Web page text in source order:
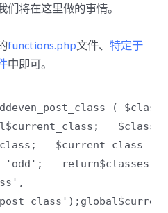
将在这里做的事情。
functions.php文件、特定于
中即可。
(
$current_class ;
$classes
; $current_class= (
'odd' ; return$classes
,
); global